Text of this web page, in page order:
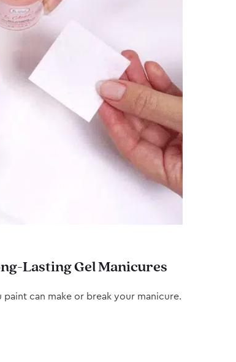
Lasting Gel Manicures
can make or break your manicure.